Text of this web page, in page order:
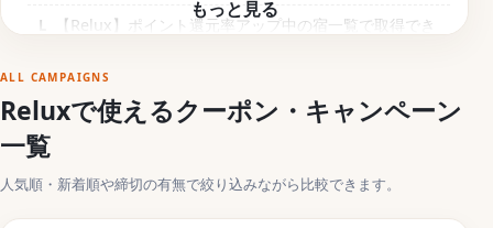
【Relux】ポイント還元率アップ中の宿一覧で取得でき
【Relux】初回5%OFFクーポンコード配布中
【締切済】Relux（リラックス）が過去に実施してい
ALL CAMPAIGNS
Reluxで使えるクーポン・キャンペーン
一覧
人気順・新着順や締切の有無で絞り込みながら比較できます。